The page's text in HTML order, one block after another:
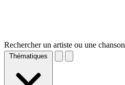
Rechercher un artiste ou une chanson
Thématiques